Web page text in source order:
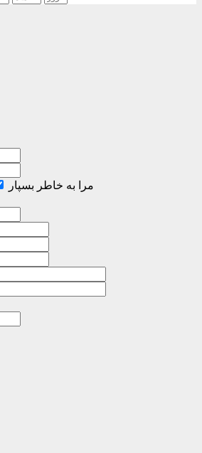
مرا به خاطر بسپار